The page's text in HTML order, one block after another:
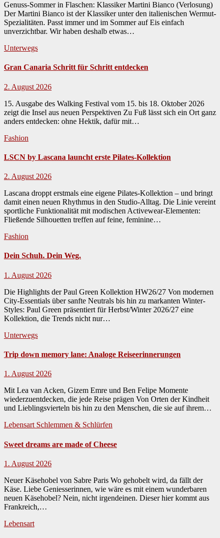
Genuss-Sommer in Flaschen: Klassiker Martini Bianco (Verlosung)
Der Mar­ti­ni Bian­co ist der Klas­sik­er unter den ital­ienis­chen Wer­mut-
Spezial­itäten. Passt immer und im Som­mer auf Eis ein­fach
unverzicht­bar. Wir haben deshalb etwas…
Unterwegs
Gran Canaria Schritt für Schritt entdecken
2. August 2026
15. Ausgabe des Walking Festival vom 15. bis 18. Oktober 2026
zeigt die Insel aus neuen Perspektiven Zu Fuß lässt sich ein Ort ganz
anders ent­deck­en: ohne Hek­tik, dafür mit…
Fashion
LSCN by Lascana launcht erste Pilates-Kollektion
2. August 2026
Las­cana droppt erst­mals eine eigene Pilates-Kollek­tion – und bringt
damit einen neuen Rhyth­mus in den Stu­dio-All­t­ag. Die Lin­ie vere­int
sportliche Funk­tion­al­ität mit modis­chen Activewear-Ele­menten:
Fließende Sil­hou­et­ten tre­f­fen auf feine, fem­i­nine…
Fashion
Dein Schuh. Dein Weg.
1. August 2026
Die Highlights der Paul Green Kollektion HW26/27 Von mod­er­nen
City-Essen­tials über san­fte Neu­trals bis hin zu markan­ten Win­ter-
Styles: Paul Green präsen­tiert für Herbst/Winter 2026/27 eine
Kollek­tion, die Trends nicht nur…
Unterwegs
Trip down memory lane: Analoge Reiseerinnerungen
1. August 2026
Mit Lea van Acken, Gizem Emre und Ben Felipe Momente
wiederzuentdecken, die jede Reise prägen Von Orten der Kind­heit
und Lieblingsvierteln bis hin zu den Men­schen, die sie auf ihrem…
Lebensart Schlemmen & Schlürfen
Sweet dreams are made of Cheese
1. August 2026
Neuer Käsehobel von Sabre Paris Wo geho­belt wird, da fällt der
Käse. Liebe Geniesserin­nen, wie wäre es mit einem wun­der­baren
neuen Käse­ho­bel? Nein, nicht irgen­deinen. Dieser hier kommt aus
Frankre­ich,…
Lebensart